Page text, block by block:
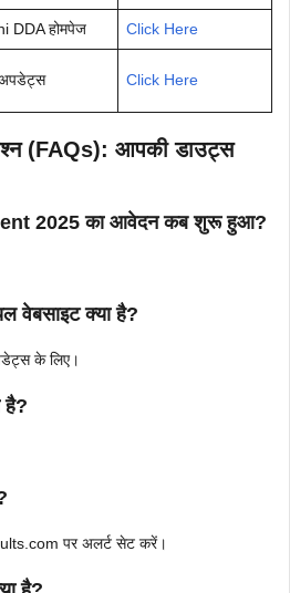
DDA होमपेज Click Here
Click Here
(FAQs): आपकी डाउट्स
2025 का आवेदन कब शुरू हुआ?
वेबसाइट क्या है?
के लिए।
है?
पर अलर्ट सेट करें।